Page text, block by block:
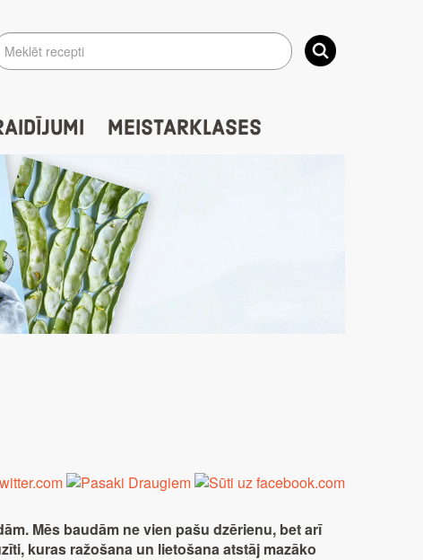
MEISTARKLASES
Mēs baudām ne vien pašu dzērienu, bet arī
kuras ražošana un lietošana atstāj mazāko